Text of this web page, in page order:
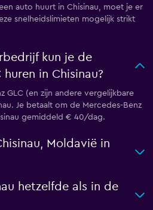
auto huurt in Chisinau, moet je er
snelheidslimieten mogelijk strikt
kun je de
huren in Chisinau?
GLC (en zijn andere vergelijkbare
Je betaalt om de Mercedes-Benz
gemiddeld € 40/dag.
Moldavië in
hetzelfde als in de